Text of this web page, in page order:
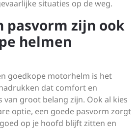
situaties op de weg.
pasvorm zijn ook
helmen
goedkope motorhelm is het
dat comfort en
van groot belang zijn. Ook al kies
optie, een goede pasvorm zorgt
op je hoofd blijft zitten en